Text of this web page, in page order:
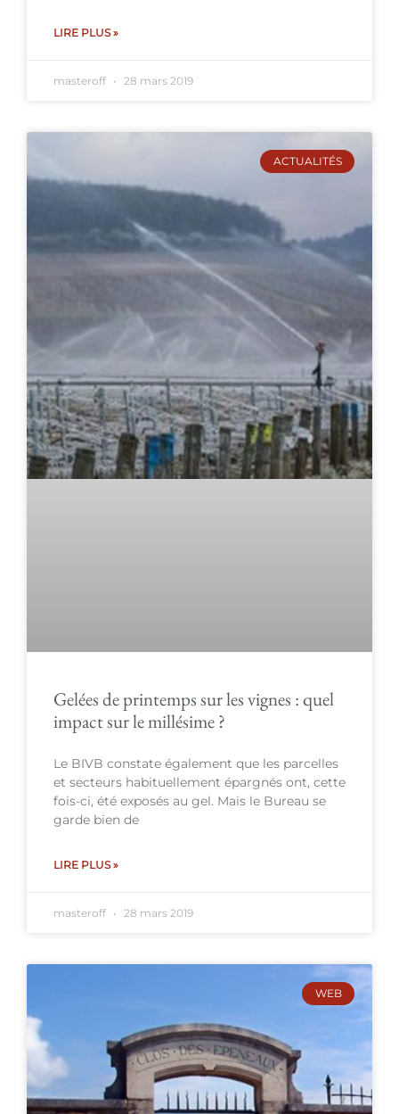
LIRE PLUS »
masteroff 28 mars 2019
ACTUALITÉS
Gelées de printemps sur les vignes : quel
impact sur le millésime ?
Le BIVB constate également que les parcelles
et secteurs habituellement épargnés ont, cette
fois-ci, été exposés au gel. Mais le Bureau se
garde bien de
LIRE PLUS »
masteroff 28 mars 2019
WEB